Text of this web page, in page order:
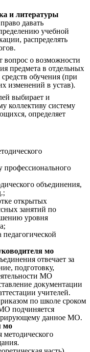
и литературы
давать
учебной
распределять
вопрос о возможности
предмета в отдельных
обучения (при
изменений в устав).
выбирает и
коллективу систему
определяет
профессионального
объединения,
открытых
занятий по
уровня
педагогической
мо
отвечает за
подготовку,
МО
документации
учителей.
по школе сроком
подчиняется
данное МО.
мо
методического